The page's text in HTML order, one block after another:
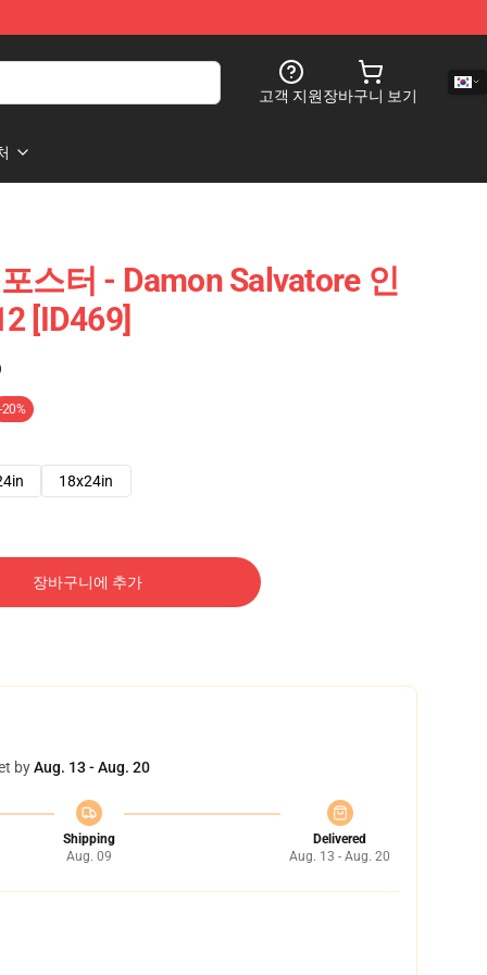
고객 지원장바구니 보기
스터 - Damon Salvatore 인
[ID469]
-20%
18x24in
장바구니에 추가
byAug. 13 - Aug. 20
Shipping
Aug. 09
Delivered
Aug. 13 - Aug. 20